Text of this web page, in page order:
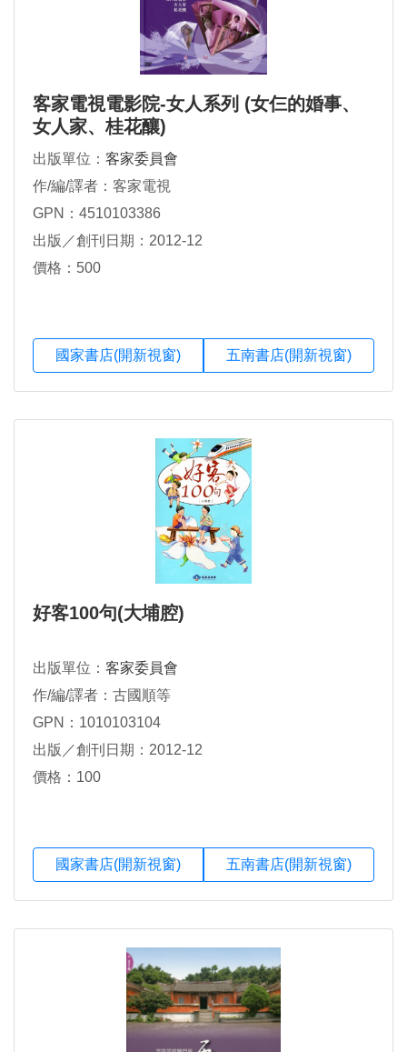
客家電視電影院-女人系列 (女仨的婚事、
女人家、桂花釀)
出版單位： 客家委員會
作/編/譯者：客家電視
GPN：4510103386
出版／創刊日期：2012-12
價格：500
國家書店(開新視窗) 五南書店(開新視窗)
好客100句(大埔腔)
出版單位： 客家委員會
作/編/譯者：古國順等
GPN：1010103104
出版／創刊日期：2012-12
價格：100
國家書店(開新視窗) 五南書店(開新視窗)